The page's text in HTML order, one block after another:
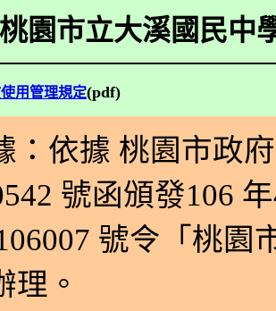
桃園市立大溪國民中
用管理規定(pdf)
：依據 桃園市政
號函頒發106
號令「桃園
理。